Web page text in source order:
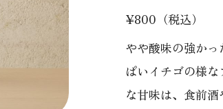
¥800（税込）
やや酸味の強か
ぱいイチゴの様
な甘味は、食前